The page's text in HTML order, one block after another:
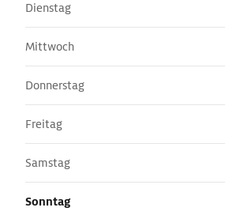
Dienstag
Mittwoch
Donnerstag
Freitag
Samstag
Sonntag